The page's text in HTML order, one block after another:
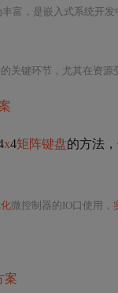
系统开发中典型的“外设驱动+人
关键环节，尤其在资源
x4矩阵键盘的方法
微控制器的IO口使用，
案